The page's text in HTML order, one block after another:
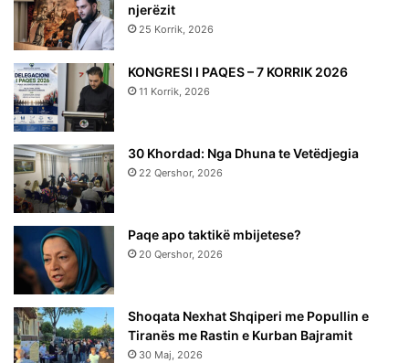
njerëzit
25 Korrik, 2026
KONGRESI I PAQES – 7 KORRIK 2026
11 Korrik, 2026
30 Khordad: Nga Dhuna te Vetëdjegia
22 Qershor, 2026
Paqe apo taktikë mbijetese?
20 Qershor, 2026
Shoqata Nexhat Shqiperi me Popullin e
Tiranës me Rastin e Kurban Bajramit
30 Maj, 2026